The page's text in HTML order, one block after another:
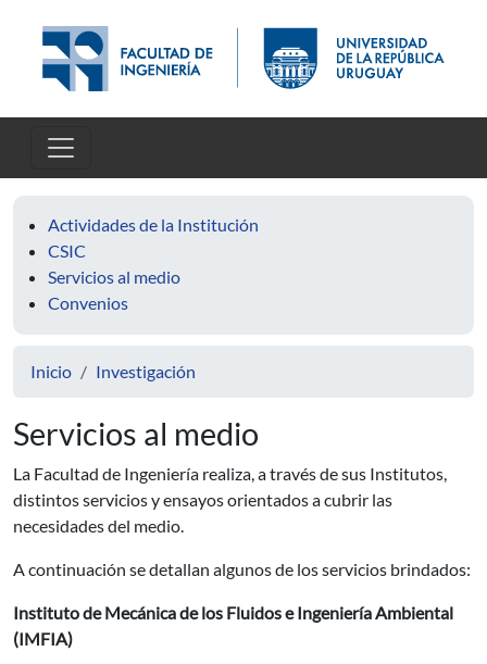
Actividades de la Institución
CSIC
Servicios al medio
Convenios
Inicio Investigación
Servicios al medio
La Facultad de Ingeniería realiza, a través de sus Institutos,
distintos servicios y ensayos orientados a cubrir las
necesidades del medio.
A continuación se detallan algunos de los servicios brindados:
Instituto de Mecánica de los Fluidos e Ingeniería Ambiental
(IMFIA)